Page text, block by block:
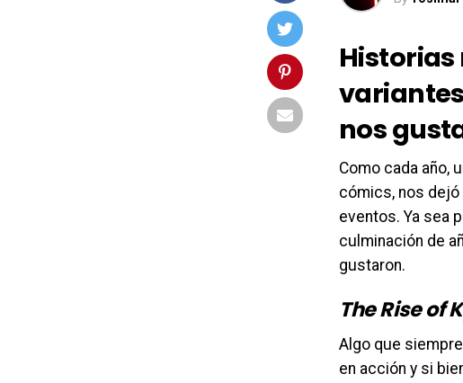
nos
Como cada año,
cómics, nos
eventos. Ya sea
culminación de
gustaron.
The Rise of
Algo que
en acción y si